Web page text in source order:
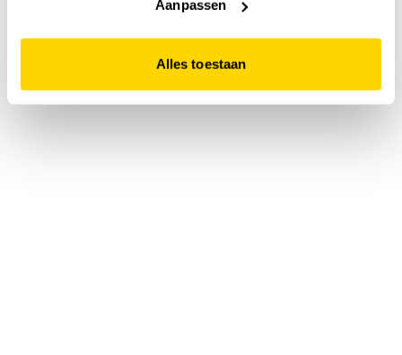
Aanpassen
Alles toestaan